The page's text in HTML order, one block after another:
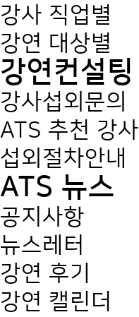
강사 직업별
강연 대상별
강연컨설팅
강사섭외문의
ATS 추천 강사
섭외절차안내
ATS 뉴스
공지사항
뉴스레터
강연 후기
강연 캘린더